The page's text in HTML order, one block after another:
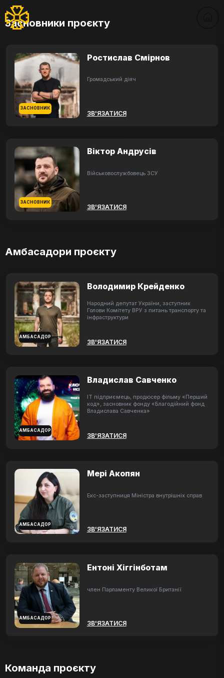
Засновники проєкту
ЗАСНОВНИК
Ростислав Смірнов
Громадський діяч
ЗВ'ЯЗАТИСЯ
ЗАСНОВНИК
Віктор Андрусів
Військовослужбовець ЗСУ
ЗВ'ЯЗАТИСЯ
Амбасадори проєкту
АМБАСАДОР
Володимир Крейденко
Народний депутат України, заступник
Голови Комітету ВРУ з питань транспорту та
інфраструктури
ЗВ'ЯЗАТИСЯ
АМБАСАДОР
Владислав Савченко
ІТ підприємець, продюсер фільму «Перший
код», засновник фонду «Благодійний фонд
Владислава Савченка»
ЗВ'ЯЗАТИСЯ
АМБАСАДОР
Мері Акопян
Екс-заступниця Міністра внутрішніх справ
ЗВ'ЯЗАТИСЯ
АМБАСАДОР
Ентоні Хіггінботам
член Парламенту Великої Британії
ЗВ'ЯЗАТИСЯ
Команда проєкту